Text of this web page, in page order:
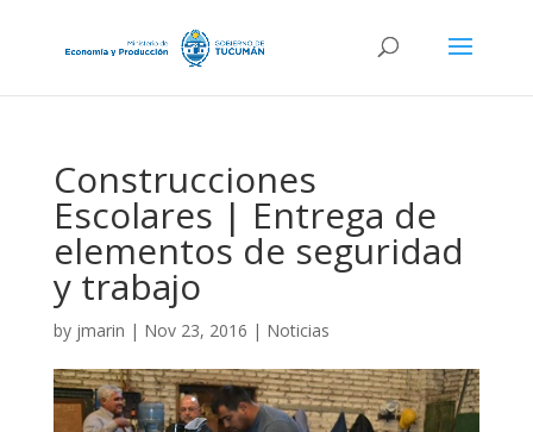
Construcciones
Escolares | Entrega de
elementos de seguridad
y trabajo
by jmarin | Nov 23, 2016 | Noticias